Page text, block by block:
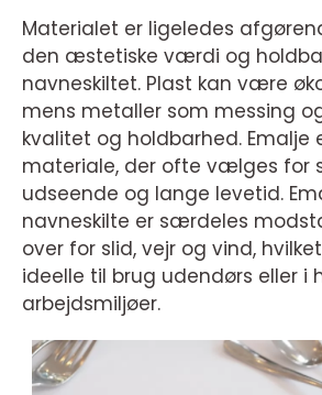
Materialet er ligeledes
den æstetiske værdi og
navneskiltet. Plast kan være
mens metaller som messing
kvalitet og holdbarhed. Emalje
materiale, der ofte vælges for
udseende og lange levetid.
navneskilte er særdeles
over for slid, vejr og vind,
ideelle til brug udendørs eller i
arbejdsmiljøer.